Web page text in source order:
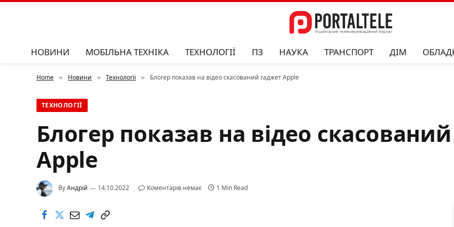
НОВИНИ МОБІЛЬНА ТЕХНІКА ТЕХНОЛОГІЇ ПЗ НАУКА ТРАНСПОРТ ДІМ
Home » Новини » Технології » Блогер показав на відео скасований гаджет Apple
ТЕХНОЛОГІЇ
Блогер показав на відео
Apple
ByАндрій 14.10.2022 Коментарів немає 1 Min Read